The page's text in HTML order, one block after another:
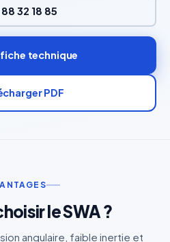
88 32 18 85
fiche technique
PDF
le SWA ?
angulaire, faible inertie et